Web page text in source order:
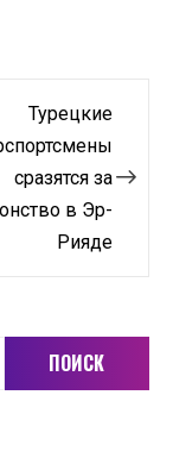
Турецкие
сразятся за
в Эр-
Рияде